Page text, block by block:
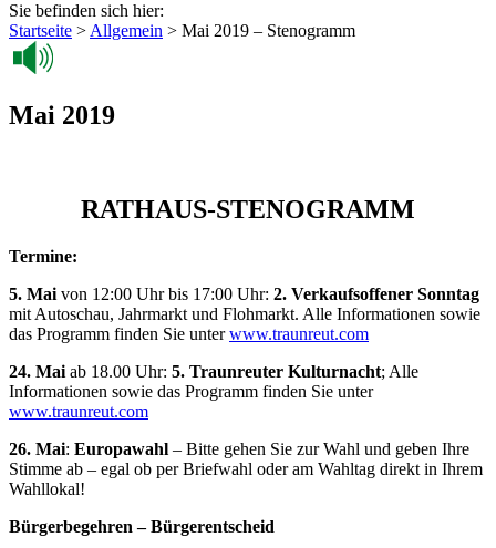
Sie befinden sich hier:
Startseite > Allgemein > Mai 2019 – Stenogramm
Mai 2019
RATHAUS-STENOGRAMM
Termine:
5. Mai von 12:00 Uhr bis 17:00 Uhr: 2. Verkaufsoffener Sonntag
mit Autoschau, Jahrmarkt und Flohmarkt. Alle Informationen sowie
das Programm finden Sie unterwww.traunreut.com
24. Mai ab 18.00 Uhr: 5. Traunreuter Kulturnacht; Alle
Informationen sowie das Programm finden Sie unter
www.traunreut.com
26. Mai: Europawahl – Bitte gehen Sie zur Wahl und geben Ihre
Stimme ab – egal ob per Briefwahl oder am Wahltag direkt in Ihrem
Wahllokal!
Bürgerbegehren – Bürgerentscheid